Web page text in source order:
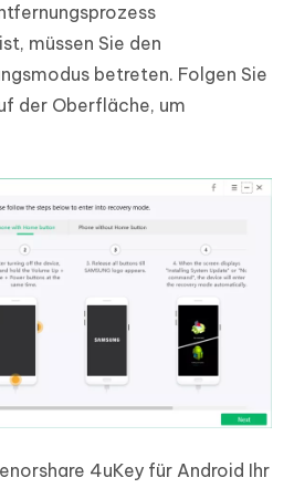
müssen Sie den
betreten. Folgen Sie
der Oberfläche, um
4uKey für Android Ihr